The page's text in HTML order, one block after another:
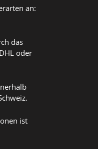
an:
das
oder
ist